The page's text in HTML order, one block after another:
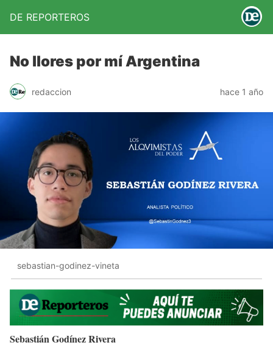
DE REPORTEROS
No llores por mí Argentina
redaccion hace 1 año
sebastian-godinez-vineta
Sebastián Godínez Rivera